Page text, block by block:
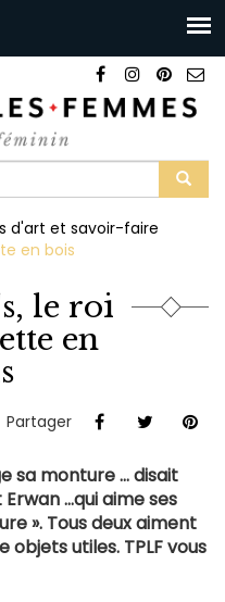
d'art et savoir-faire
en bois
le roi
en
Partager
sa monture … disait
…qui aime ses
». Tous deux aiment
utiles. TPLF vous